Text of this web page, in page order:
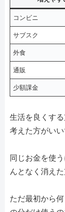
コンビニ
サブスク
外食
通販
少額課金
生活を良くす
考えた方がいい
同じお金を使
んとなく消え
ただ最初から